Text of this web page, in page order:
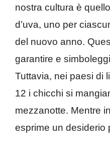
nostra cultura è
d’uva, uno per
del nuovo anno.
garantire e
Tuttavia, nei paesi di
12 i chicchi si
mezzanotte. Mentre
esprime un desiderio